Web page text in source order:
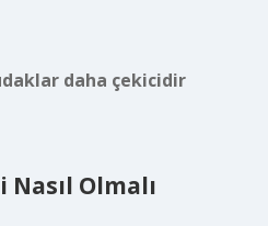
daha çekicidir
Olmalı